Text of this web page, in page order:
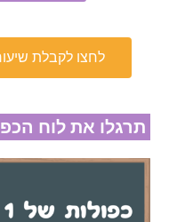
לחצו לקבלת
תרגלו את לוח